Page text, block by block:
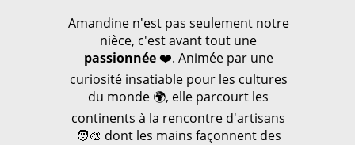
Amandine n'est pas seulement notre
nièce, c'est avant tout une
passionnée❤️. Animée par une
curiosité insatiable pour les cultures
du monde 🌍, elle parcourt les
continents à la rencontre d'artisans
🧑‍🎨 dont les mains façonnent des